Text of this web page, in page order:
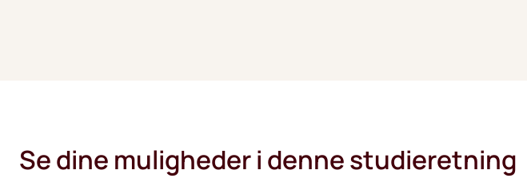
Se dine muligheder i denne studieretning